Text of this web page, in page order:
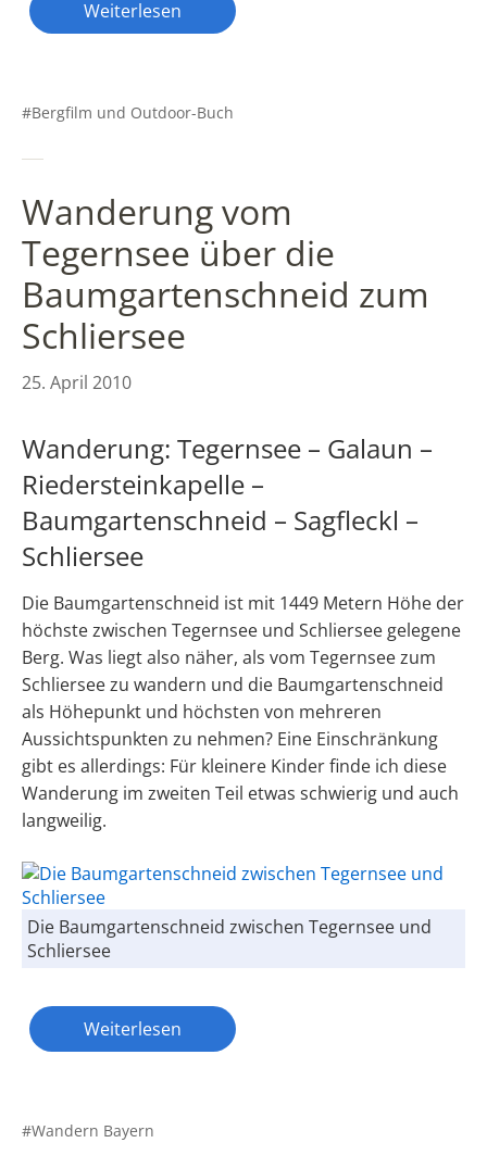
Weiterlesen
Bergfilm und Outdoor-Buch
Wanderung vom
Tegernsee über die
Baumgartenschneid zum
Schliersee
25. April 2010
Wanderung: Tegernsee – Galaun –
Riedersteinkapelle –
Baumgartenschneid – Sagfleckl –
Schliersee
Die Baumgartenschneid ist mit 1449 Metern Höhe der
höchste zwischen Tegernsee und Schliersee gelegene
Berg. Was liegt also näher, als vom Tegernsee zum
Schliersee zu wandern und die Baumgartenschneid
als Höhepunkt und höchsten von mehreren
Aussichtspunkten zu nehmen? Eine Einschränkung
gibt es allerdings: Für kleinere Kinder finde ich diese
Wanderung im zweiten Teil etwas schwierig und auch
langweilig.
Die Baumgartenschneid zwischen Tegernsee und
Schliersee
Weiterlesen
Wandern Bayern